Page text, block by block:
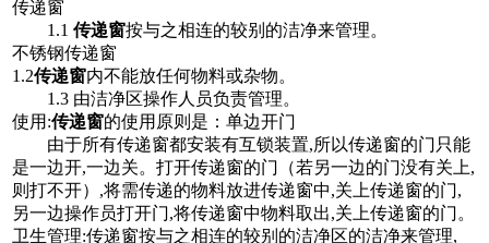
传递窗
1.1传递窗按与之相连的较别的洁净来管理。
不锈钢传递窗
1.2传递窗内不能放任何物料或杂物。
1.3 由洁净区操作人员负责管理。
使用:传递窗的使用原则是：单边开门
由于所有传递窗都安装有互锁装置,所以传递窗的门只能
是一边开,一边关。打开传递窗的门（若另一边的门没有关上,
则打不开）,将需传递的物料放进传递窗中,关上传递窗的门,
另一边操作员打开门,将传递窗中物料取出,关上传递窗的门。
卫生管理:传递窗按与之相连的较别的洁净区的洁净来管理,